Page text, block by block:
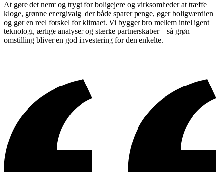
At gøre detnemt og trygtfor boligejere og virksomheder at træffe
kloge, grønne energivalg, der både sparer penge, øger boligværdien
og gør en reel forskel for klimaet. Vi bygger bro mellem intelligent
teknologi, ærlige analyserog stærke partnerskaber– så grøn
omstilling bliver en god investering for den enkelte.